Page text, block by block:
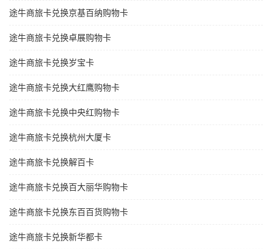
途牛商旅卡兑换京基百纳购物卡
途牛商旅卡兑换卓展购物卡
途牛商旅卡兑换岁宝卡
途牛商旅卡兑换大红鹰购物卡
途牛商旅卡兑换中央红购物卡
途牛商旅卡兑换杭州大厦卡
途牛商旅卡兑换解百卡
途牛商旅卡兑换百大丽华购物卡
途牛商旅卡兑换东百百货购物卡
途牛商旅卡兑换新华都卡